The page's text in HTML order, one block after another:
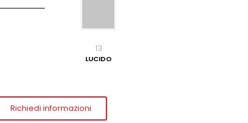
13
LUCIDO
Richiedi informazioni